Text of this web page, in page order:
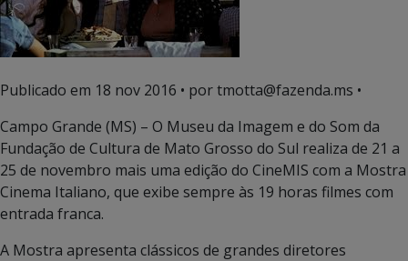
Publicado em 18 nov 2016 • por tmotta@fazenda.ms •
Campo Grande (MS) – O Museu da Imagem e do Som da
Fundação de Cultura de Mato Grosso do Sul realiza de 21 a
25 de novembro mais uma edição do CineMIS com a Mostra
Cinema Italiano, que exibe sempre às 19 horas filmes com
entrada franca.
A Mostra apresenta clássicos de grandes diretores